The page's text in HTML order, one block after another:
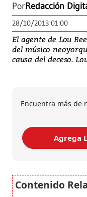
PorRedacción
28/10/2013 01:00
El agente de Lou
del músico
causa del deceso.
Encuentra más de
Agrega